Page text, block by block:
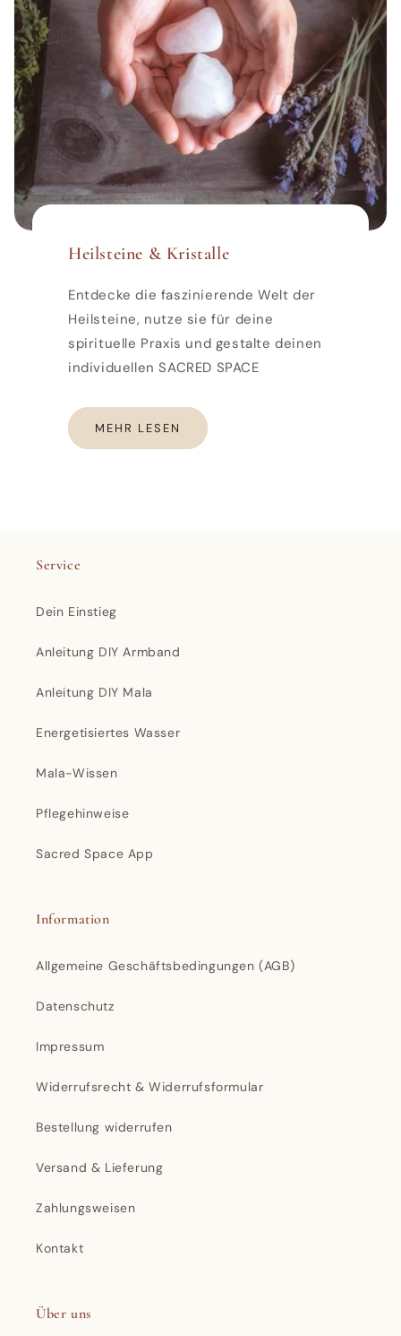
Heilsteine & Kristalle
Entdecke die faszinierende Welt der
Heilsteine, nutze sie für deine
spirituelle Praxis und gestalte deinen
individuellen SACRED SPACE
MEHR LESEN
Service
Dein Einstieg
Anleitung DIY Armband
Anleitung DIY Mala
Energetisiertes Wasser
Mala-Wissen
Pflegehinweise
Sacred Space App
Information
Allgemeine Geschäftsbedingungen (AGB)
Datenschutz
Impressum
Widerrufsrecht & Widerrufsformular
Bestellung widerrufen
Versand & Lieferung
Zahlungsweisen
Kontakt
Über uns